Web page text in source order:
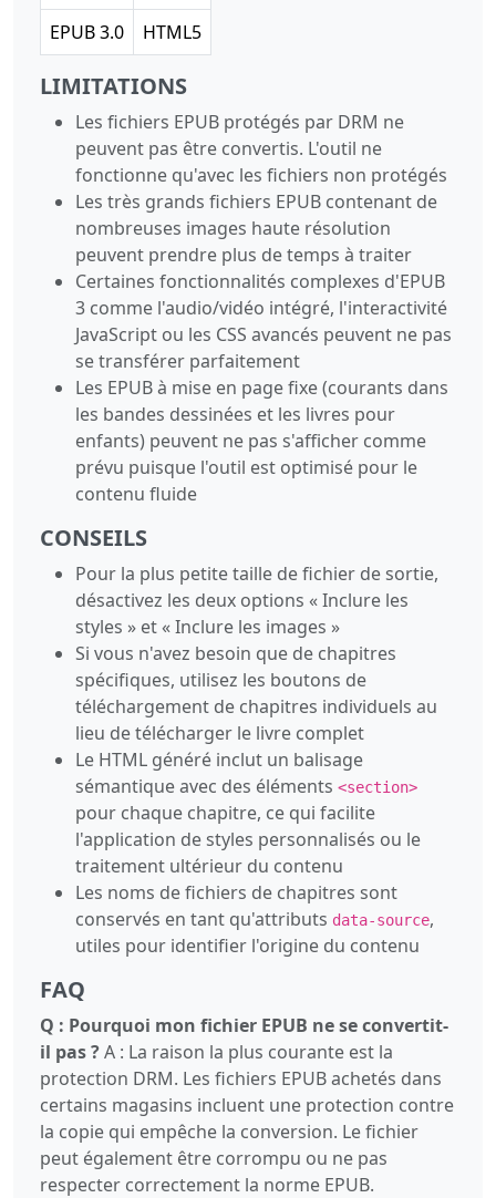
EPUB 3.0
HTML5
LIMITATIONS
Les fichiers EPUB protégés par DRM ne
peuvent pas être convertis. L'outil ne
fonctionne qu'avec les fichiers non protégés
Les très grands fichiers EPUB contenant de
nombreuses images haute résolution
peuvent prendre plus de temps à traiter
Certaines fonctionnalités complexes d'EPUB
3 comme l'audio/vidéo intégré, l'interactivité
JavaScript ou les CSS avancés peuvent ne pas
se transférer parfaitement
Les EPUB à mise en page fixe (courants dans
les bandes dessinées et les livres pour
enfants) peuvent ne pas s'afficher comme
prévu puisque l'outil est optimisé pour le
contenu fluide
CONSEILS
Pour la plus petite taille de fichier de sortie,
désactivez les deux options « Inclure les
styles » et « Inclure les images »
Si vous n'avez besoin que de chapitres
spécifiques, utilisez les boutons de
téléchargement de chapitres individuels au
lieu de télécharger le livre complet
Le HTML généré inclut un balisage
sémantique avec des éléments <section>
pour chaque chapitre, ce qui facilite
l'application de styles personnalisés ou le
traitement ultérieur du contenu
Les noms de fichiers de chapitres sont
conservés en tant qu'attributs data-source,
utiles pour identifier l'origine du contenu
FAQ
Q : Pourquoi mon fichier EPUB ne se convertit-
il pas ?A : La raison la plus courante est la
protection DRM. Les fichiers EPUB achetés dans
certains magasins incluent une protection contre
la copie qui empêche la conversion. Le fichier
peut également être corrompu ou ne pas
respecter correctement la norme EPUB.